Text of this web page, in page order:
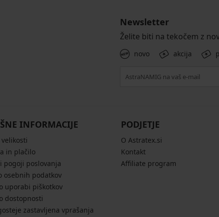
Newsletter
Želite biti na tekočem z
novo akcija
INFORMACIJE
in plačilo
pogoji poslovanja
osebnih podatkov
uporabi piškotkov
dostopnosti
zastavljena vprašanja
PODJETJE
O Astratex.si
Kontakt
Affiliate program